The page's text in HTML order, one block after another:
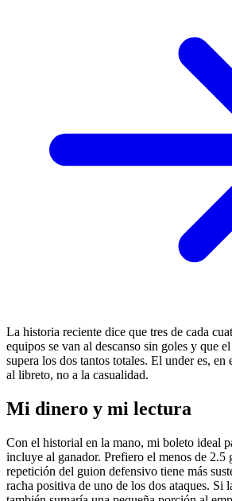
La historia reciente dice que tres de cada
equipos se van al descanso sin goles y que
supera los dos tantos totales. El under es, en
al libreto, no a la casualidad.
Mi dinero y mi lectura
Con el historial en la mano, mi boleto ideal
incluye al ganador. Prefiero el menos de 2.5
repetición del guion defensivo tiene más
racha positiva de uno de los dos ataques. Si